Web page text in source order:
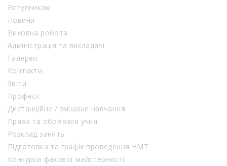
Вступникам
Новини
Виховна робота
Адміністрація та викладачі
Галерея
Контакти
Звіти
Професії
Дистанційне / змішане навчання
Права та обов’язки учня
Розклад занять
Підготовка та графік проведення НМТ
Конкурси фахової майстерності